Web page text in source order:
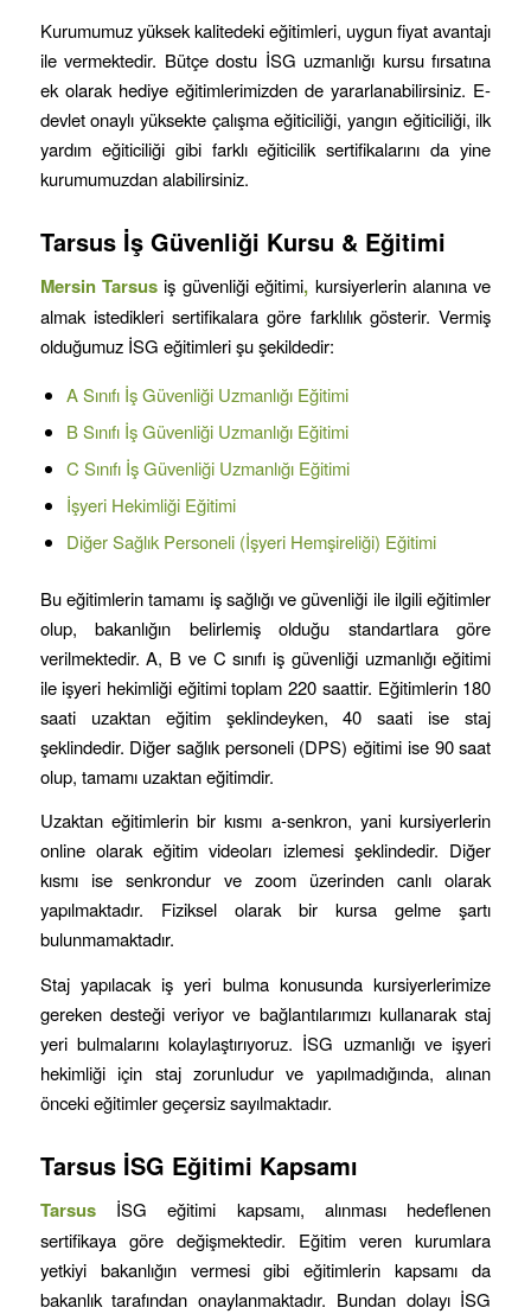
Kurumumuz yüksek kalitedeki eğitimleri, uygun fiyat avantajı
ile vermektedir. Bütçe dostu İSG uzmanlığı kursu fırsatına
ek olarak hediye eğitimlerimizden de yararlanabilirsiniz. E-
devlet onaylı yüksekte çalışma eğiticiliği, yangın eğiticiliği, ilk
yardım eğiticiliği gibi farklı eğiticilik sertifikalarını da yine
kurumumuzdan alabilirsiniz.
Tarsus İş Güvenliği Kursu & Eğitimi
Mersin Tarsusiş güvenliği eğitimi, kursiyerlerin alanına ve
almak istedikleri sertifikalara göre farklılık gösterir. Vermiş
olduğumuz İSG eğitimleri şu şekildedir:
A Sınıfı İş Güvenliği Uzmanlığı Eğitimi
B Sınıfı İş Güvenliği Uzmanlığı Eğitimi
C Sınıfı İş Güvenliği Uzmanlığı Eğitimi
İşyeri Hekimliği Eğitimi
Diğer Sağlık Personeli (İşyeri Hemşireliği) Eğitimi
Bu eğitimlerin tamamı iş sağlığı ve güvenliği ile ilgili eğitimler
olup, bakanlığın belirlemiş olduğu standartlara göre
verilmektedir. A, B ve C sınıfı iş güvenliği uzmanlığı eğitimi
ile işyeri hekimliği eğitimi toplam 220 saattir. Eğitimlerin 180
saati uzaktan eğitim şeklindeyken, 40 saati ise staj
şeklindedir. Diğer sağlık personeli (DPS) eğitimi ise 90 saat
olup, tamamı uzaktan eğitimdir.
Uzaktan eğitimlerin bir kısmı a-senkron, yani kursiyerlerin
online olarak eğitim videoları izlemesi şeklindedir. Diğer
kısmı ise senkrondur ve zoom üzerinden canlı olarak
yapılmaktadır. Fiziksel olarak bir kursa gelme şartı
bulunmamaktadır.
Staj yapılacak iş yeri bulma konusunda kursiyerlerimize
gereken desteği veriyor ve bağlantılarımızı kullanarak staj
yeri bulmalarını kolaylaştırıyoruz. İSG uzmanlığı ve işyeri
hekimliği için staj zorunludur ve yapılmadığında, alınan
önceki eğitimler geçersiz sayılmaktadır.
Tarsus İSG Eğitimi Kapsamı
Tarsus İSG eğitimi kapsamı, alınması hedeflenen
sertifikaya göre değişmektedir. Eğitim veren kurumlara
yetkiyi bakanlığın vermesi gibi eğitimlerin kapsamı da
bakanlık tarafından onaylanmaktadır. Bundan dolayı İSG